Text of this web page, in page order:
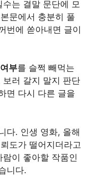
는 결말 문단에 모
문에서 충분히 풀
번에 쏟아내면 글이
부를 슬쩍 빼먹는
러 갈지 말지 판단
면 다시 다른 글을
다. 인생 영화, 올해
도가 떨어지더라고
이 좋아할 작품인
니다.